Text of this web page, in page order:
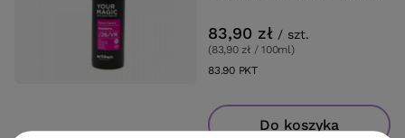
83,90 zł / szt.
(83,90 zł / 100ml)
83.90PKTpunktów
Do koszyka